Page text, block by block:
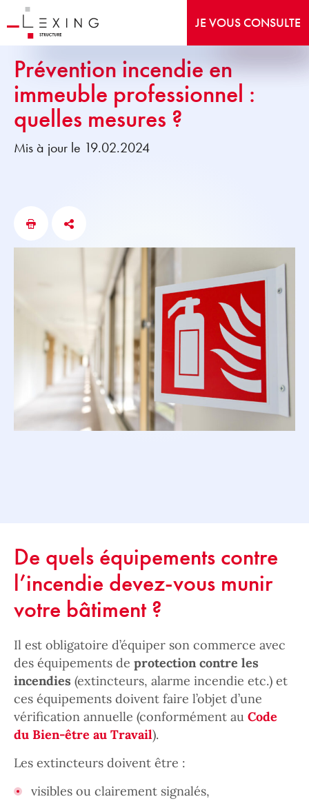
JE VOUS CONSULTE
Prévention incendie en
immeuble professionnel :
quelles mesures ?
Mis à jour le 19.02.2024
De quels équipements contre
l’incendie devez-vous munir
votre bâtiment ?
Il est obligatoire d’équiper son commerce avec
des équipements de protection contre les
incendies (extincteurs, alarme incendie etc.) et
ces équipements doivent faire l’objet d’une
vérification annuelle (conformément au Code
du Bien-être au Travail).
Les extincteurs doivent être :
visibles ou clairement signalés,